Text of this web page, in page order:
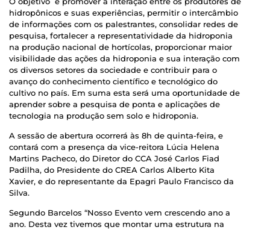
hidropônicos e suas experiências, permitir o intercâmbio
de informações com os palestrantes, consolidar redes de
pesquisa, fortalecer a representatividade da hidroponia
na produção nacional de hortícolas, proporcionar maior
visibilidade das ações da hidroponia e sua interação com
os diversos setores da sociedade e contribuir para o
avanço do conhecimento científico e tecnológico do
cultivo no país. Em suma esta será uma oportunidade de
aprender sobre a pesquisa de ponta e aplicações de
tecnologia na produção sem solo e hidroponia.
A sessão de abertura ocorrerá às 8h de quinta-feira, e
contará com a presença da vice-reitora Lúcia Helena
Martins Pacheco, do Diretor do CCA José Carlos Fiad
Padilha, do Presidente do CREA Carlos Alberto Kita
Xavier, e do representante da Epagri Paulo Francisco da
Silva.
Segundo Barcelos “Nosso Evento vem crescendo ano a
ano. Desta vez tivemos que montar uma estrutura na